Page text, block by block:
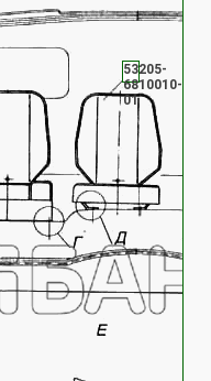
53205-
6810010-
01